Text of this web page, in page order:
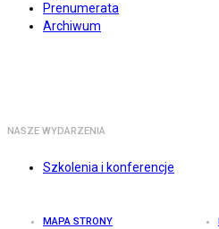
Prenumerata
Archiwum
NASZE WYDARZENIA
Szkolenia i konferencje
MAPA STRONY